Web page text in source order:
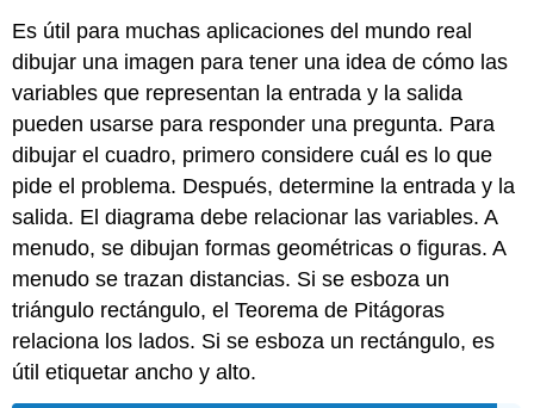
Es útil para muchas aplicaciones del mundo real
dibujar una imagen para tener una idea de cómo las
variables que representan la entrada y la salida
pueden usarse para responder una pregunta. Para
dibujar el cuadro, primero considere cuál es lo que
pide el problema. Después, determine la entrada y la
salida. El diagrama debe relacionar las variables. A
menudo, se dibujan formas geométricas o figuras. A
menudo se trazan distancias. Si se esboza un
triángulo rectángulo, el Teorema de Pitágoras
relaciona los lados. Si se esboza un rectángulo, es
útil etiquetar ancho y alto.